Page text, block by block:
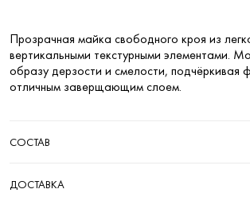
Прозрачная майка свободного кроя из
вертикальными текстурными элементами.
образу дерзости и смелости, подчёркивая
отличным заверщающим слоем.
СОСТАВ
ДОСТАВКА